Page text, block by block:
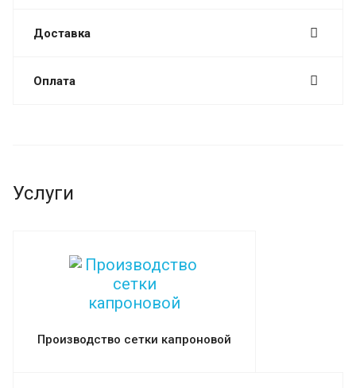
Доставка
Оплата
Услуги
Производство сетки капроновой